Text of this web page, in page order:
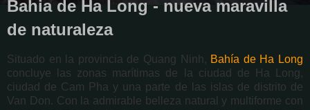
Bahia de Ha Long - nueva maravilla
de naturaleza
Situado en la provincia de Quang Ninh, Bahía de Ha Long
concluye las zonas marítimas de la ciudad de Ha Long,
ciudad de Cam Pha y una parte de las islas de distrito de
Van Don. Con la admirable belleza natural y multiforme con